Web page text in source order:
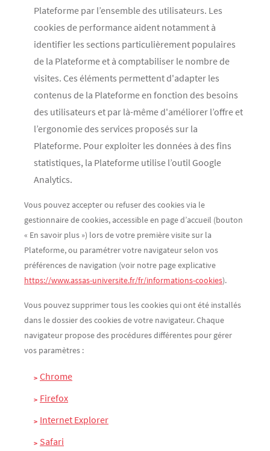
Plateforme par l’ensemble des utilisateurs. Les
cookies de performance aident notamment à
identifier les sections particulièrement populaires
de la Plateforme et à comptabiliser le nombre de
visites. Ces éléments permettent d'adapter les
contenus de la Plateforme en fonction des besoins
des utilisateurs et par là-même d'améliorer l’offre et
l’ergonomie des services proposés sur la
Plateforme. Pour exploiter les données à des fins
statistiques, la Plateforme utilise l’outil Google
Analytics.
Vous pouvez accepter ou refuser des cookies via le
gestionnaire de cookies, accessible en page d’accueil (bouton
« En savoir plus ») lors de votre première visite sur la
Plateforme, ou paramétrer votre navigateur selon vos
préférences de navigation (voir notre page explicative
https://www.assas-universite.fr/fr/informations-cookies).
Vous pouvez supprimer tous les cookies qui ont été installés
dans le dossier des cookies de votre navigateur. Chaque
navigateur propose des procédures différentes pour gérer
vos paramètres :
Chrome
Firefox
Internet Explorer
Safari